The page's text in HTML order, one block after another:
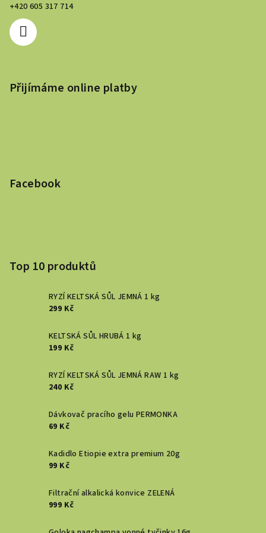
+420 605 317 714
Přijímáme online platby
Facebook
Top 10 produktů
RYZÍ KELTSKÁ SŮL JEMNÁ 1 kg
299 Kč
KELTSKÁ SŮL HRUBÁ 1 kg
199 Kč
RYZÍ KELTSKÁ SŮL JEMNÁ RAW 1 kg
240 Kč
Dávkovač pracího gelu PERMONKA
69 Kč
Kadidlo Etiopie extra premium 20g
99 Kč
Filtrační alkalická konvice ZELENÁ
999 Kč